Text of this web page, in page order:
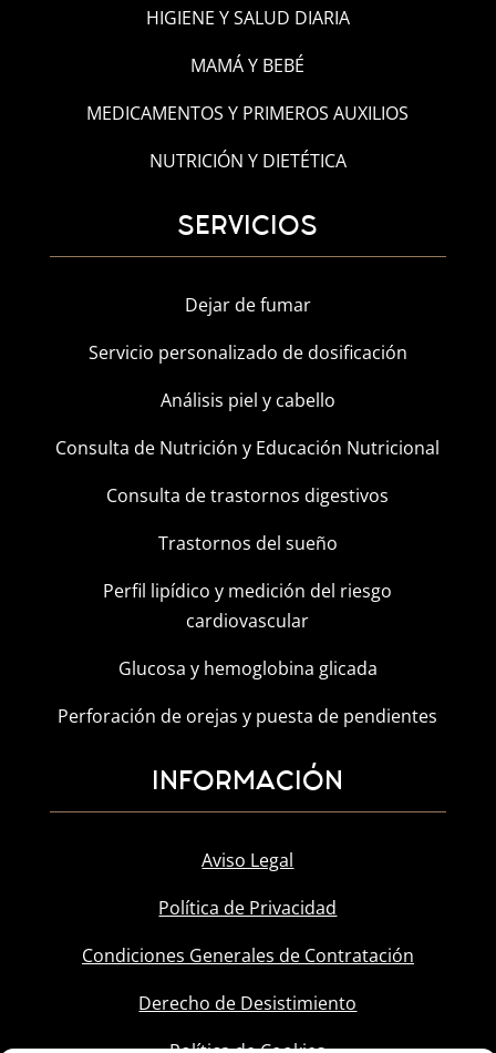
HIGIENE Y SALUD DIARIA
MAMÁ Y BEBÉ
MEDICAMENTOS Y PRIMEROS AUXILIOS
NUTRICIÓN Y DIETÉTICA
SERVICIOS
Dejar de fumar
Servicio personalizado de dosificación
Análisis piel y cabello
Consulta de Nutrición y Educación Nutricional
Consulta de trastornos digestivos
Trastornos del sueño
Perfil lipídico y medición del riesgo
cardiovascular
Glucosa y hemoglobina glicada
Perforación de orejas y puesta de pendientes
INFORMACIÓN
Aviso Legal
Política de Privacidad
Condiciones Generales de Contratación
Derecho de Desistimiento